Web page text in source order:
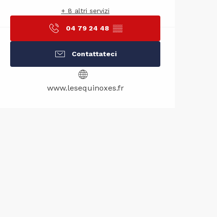
+ 8 altri servizi
04 79 24 48 ▒▒
Contattateci
www.lesequinoxes.fr